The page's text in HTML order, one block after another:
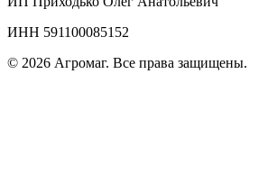
ИНН 591100085152
© 2026 Агромаг. Все права защищены.